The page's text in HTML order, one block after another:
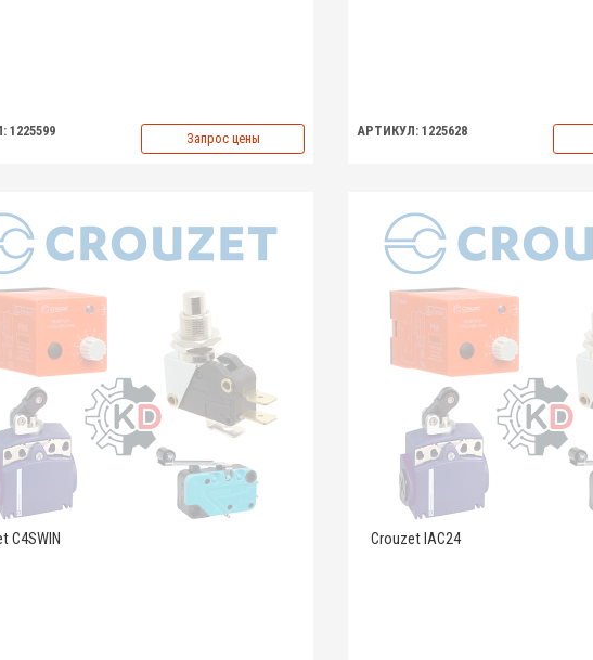
1225599 Запрос цены АРТИКУЛ: 1225628
C4SWIN Crouzet IAC24